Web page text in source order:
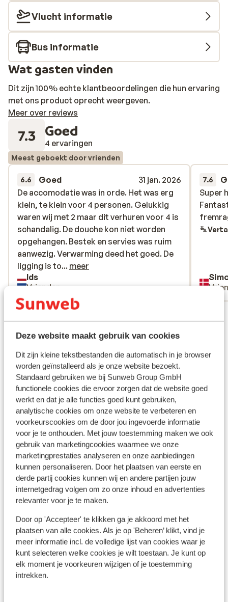
Deze website maakt gebruik van cookies
Dit zijn kleine tekstbestanden die automatisch in je browser
worden geïnstalleerd als je onze website bezoekt.
Standaard gebruiken we bij Sunweb Group GmbH
functionele cookies die ervoor zorgen dat de website goed
werkt en dat je alle functies goed kunt gebruiken,
analytische cookies om onze website te verbeteren en
voorkeurscookies om de door jou ingevoerde informatie
voor je te onthouden. Met jouw toestemming maken we ook
gebruik van marketingcookies waarmee we onze
marketingprestaties analyseren en onze aanbiedingen
kunnen personaliseren. Door het plaatsen van eerste en
derde partij cookies kunnen wij en andere partijen jouw
internetgedrag volgen om zo onze inhoud en advertenties
relevanter voor je te maken.
Door op 'Accepteer' te klikken ga je akkoord met het
plaatsen van alle cookies. Als je op 'Beheren’ klikt, vind je
meer informatie incl. de volledige lijst van cookies waar je
kunt selecteren welke cookies je wilt toestaan. Je kunt op
elk moment je voorkeuren wijzigen of je toestemming
intrekken.
Vlucht informatie
Bus informatie
Wat gasten vinden
Dit zijn 100% echte klantbeoordelingen die hun ervaring
met ons product oprecht weergeven.
Meer over reviews
7.3 Goed
4 ervaringen
Meest geboekt door vrienden
6.6 Goed
31 jan. 2026
De accomodatie was in orde. Het was erg
klein, te klein voor 4 personen. Gelukkig
waren wij met 2 maar dit verhuren voor 4 is
schandalig. De douche kon niet worden
opgehangen. Bestek en servies was ruim
aanwezig. Verwarming deed het goed. De
ligging is top.
De accomodatie was in orde. Het was erg
klein, te klein voor 4 personen. Gelukkig
waren wij met 2 maar dit verhuren voor 4 is
schandalig. De douche kon niet worden
opgehangen. Bestek en servies was ruim
aanwezig. Verwarming deed het goed. De
ligging is to... meer
Ids
Vrienden
7.6
Super
Super
Bekijk alle 4 ervaringen
Ligging
Bekijk op kaart
Afstanden
Centrum: 850 m
Accommodatie verschillend van
inrichting/eigenaar
Accommodatie verspreid over het dorp
Skilift: 0 m
Skipas, -les en verhuur
Skipas